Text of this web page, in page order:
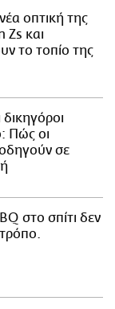
οπτική της
Zs και
το τοπίο της
Πώς οι
σε
στο σπίτι δεν